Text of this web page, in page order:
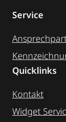
Service
Quicklinks
Kontakt
Widget